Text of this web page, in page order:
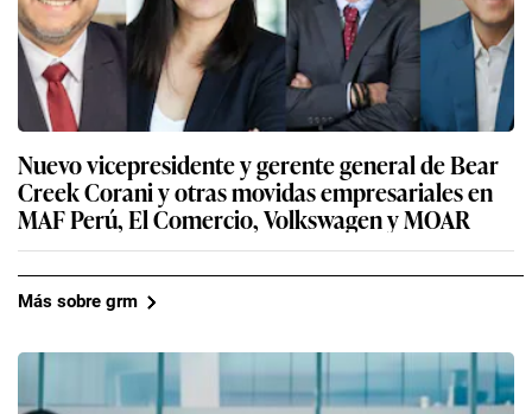
Nuevo vicepresidente y gerente general de Bear
Creek Corani y otras movidas empresariales en
MAF Perú, El Comercio, Volkswagen y MOAR
Más sobre grm